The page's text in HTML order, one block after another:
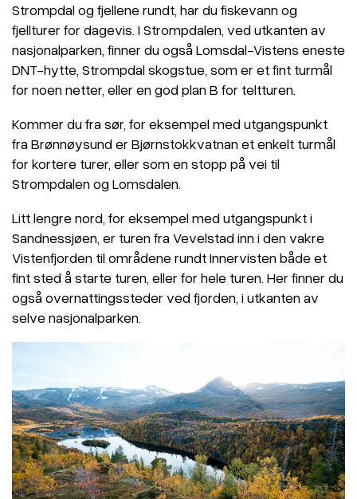
Strompdal og fjellene rundt, har du fiskevann og
fjellturer for dagevis. I Strompdalen, ved utkanten av
nasjonalparken, finner du også Lomsdal-Vistens eneste
DNT-hytte, Strompdal skogstue, som er et fint turmål
for noen netter, eller en god plan B for teltturen.
Kommer du fra sør, for eksempel med utgangspunkt
fra Brønnøysund er Bjørnstokkvatnan et enkelt turmål
for kortere turer, eller som en stopp på vei til
Strompdalen og Lomsdalen.
Litt lengre nord, for eksempel med utgangspunkt i
Sandnessjøen, er turen fra Vevelstad inn i den vakre
Vistenfjorden til områdene rundt Innervisten både et
fint sted å starte turen, eller for hele turen. Her finner du
også overnattingssteder ved fjorden, i utkanten av
selve nasjonalparken.